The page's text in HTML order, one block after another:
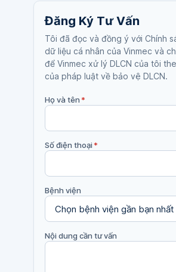
Đăng Ký Tư Vấn
Tôi đã đọc và đồng ý với Chính
dữ liệu cá nhân của Vinmec và
để Vinmec xử lý DLCN của tôi
của pháp luật về bảo vệ DLCN.
Họ và tên*
Số điện thoại*
Bệnh viện
Nội dung cần tư vấn